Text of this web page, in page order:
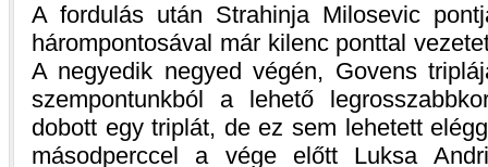
A fordulás után Strahinja Milosevic
hárompontosával már kilenc ponttal
A negyedik negyed végén, Govens
szempontunkból a lehető
dobott egy triplát, de ez sem lehetett
másodperccel a vége előtt Luksa